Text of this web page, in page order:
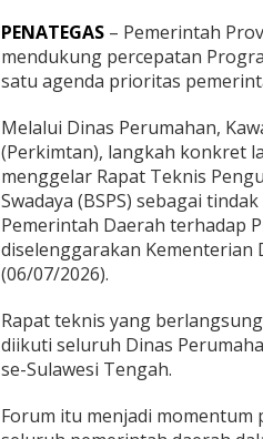
g
e
r
e
p
t
P
e
n
g
u
u
l
a
S
PENATEGAS– Pemerintah
mendukung percepatan
satu agenda prioritas
Melalui Dinas Perumahan,
(Perkimtan), langkah konkret
menggelar Rapat Teknis
Swadaya (BSPS) sebagai
Pemerintah Daerah terhadap
diselenggarakan Kementerian
(06/07/2026).
Rapat teknis yang
diikuti seluruh Dinas
se-Sulawesi Tengah.
Forum itu menjadi